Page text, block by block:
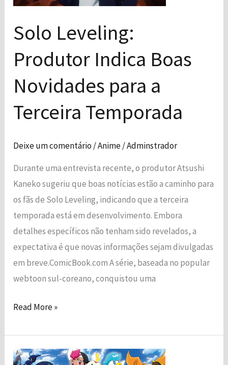
Solo Leveling:
Produtor Indica Boas
Novidades para a
Terceira Temporada
Deixe um comentário /Anime/Adminstrador
Durante uma entrevista recente, o produtor Atsushi
Kaneko sugeriu que boas notícias estão a caminho para
os fãs de Solo Leveling, indicando que a terceira
temporada está em desenvolvimento. Embora
detalhes específicos não tenham sido revelados, a
expectativa é que novas informações sejam divulgadas
em breve.ComicBook.com A série, baseada no popular
webtoon sul-coreano, conquistou uma
Novidades
a
Terceira
Temporada
Read More »
Estreias